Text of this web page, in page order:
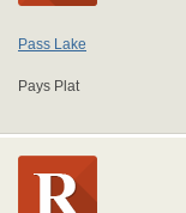
Pass Lake
Pays Plat